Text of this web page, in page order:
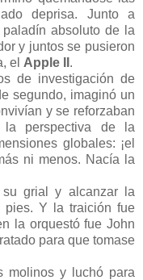
deprisa. Junto a
absoluto de la
y juntos se pusieron
el Apple II .
de investigación de
segundo, imaginó un
y se reforzaban
la perspectiva de la
globales: ¡el
ni menos. Nacía la
su grial y alcanzar la
Y la traición fue
la orquestó fue John
para que tomase
molinos y luchó para